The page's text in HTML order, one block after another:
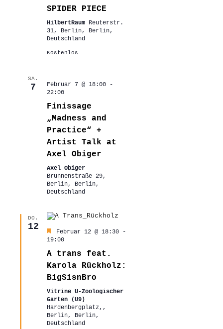
SPIDER PIECE
HilbertRaum Reuterstr.
31, Berlin, Berlin,
Deutschland
Kostenlos
SA.
7 Februar 7 @ 18:00-
22:00
Finissage
„Madness and
Practice“ +
Artist Talk at
Axel Obiger
Axel Obiger
Brunnenstraße 29,
Berlin, Berlin,
Deutschland
DO.
12 Hervorgehoben
Februar 12 @ 18:30-
19:00
A trans feat.
Karola Rückholz:
BigSisnBro
Vitrine U-Zoologischer
Garten (U9)
Hardenbergplatz,,
Berlin, Berlin,
Deutschland